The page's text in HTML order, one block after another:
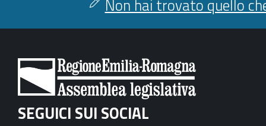
Non hai trovato quello
SEGUICI SUI SOCIAL